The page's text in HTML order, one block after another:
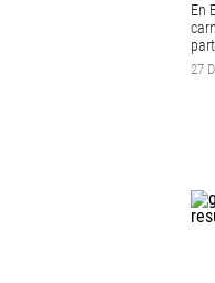
En
27